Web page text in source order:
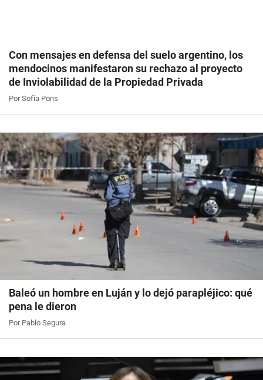
Con mensajes en defensa del suelo argentino, los
mendocinos manifestaron su rechazo al proyecto
de Inviolabilidad de la Propiedad Privada
Por Sofía Pons
Baleó un hombre en Luján y lo dejó parapléjico: qué
pena le dieron
Por Pablo Segura